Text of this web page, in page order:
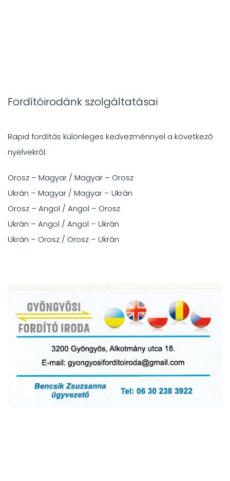
Fordítóirodánk szolgáltatásai
Rapid fordítás különleges kedvezménnyel a következő
nyelvekről:
Orosz – Magyar / Magyar – Orosz
Ukrán – Magyar / Magyar – Ukrán
Orosz – Angol / Angol – Orosz
Ukrán – Angol / Angol – Ukrán
Ukrán – Orosz / Orosz – Ukrán